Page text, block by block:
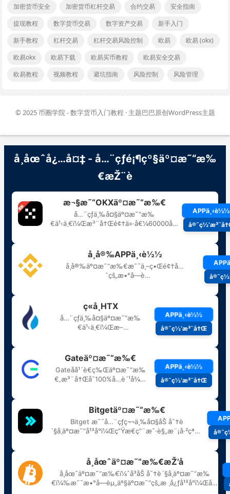
加密货币安全
加密货币杠杆交易 合约交易
安全指南
提现教程
数字货币交易 数字资产交易
新手入门
新手教程
杠杆交易 杠杆交易风险控制 欧易
欧易 (okx)
欧易okx
欧易下载 欧易买币教程
欧易安全交易
欧易教程
视频教程 避坑指南 风险控制 风险管理
© 2025币圈学院 - 数字货币入门教程 · 主题巴巴原创WordPress主题